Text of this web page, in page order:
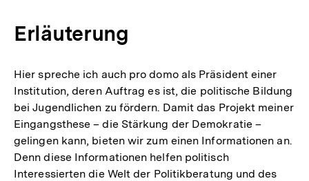
Erläuterung
Hier spreche ich auch pro domo als Präsident einer
Institution, deren Auftrag es ist, die politische Bildung
bei Jugendlichen zu fördern. Damit das Projekt meiner
Eingangsthese – die Stärkung der Demokratie –
gelingen kann, bieten wir zum einen Informationen an.
Denn diese Informationen helfen politisch
Interessierten die Welt der Politikberatung und des